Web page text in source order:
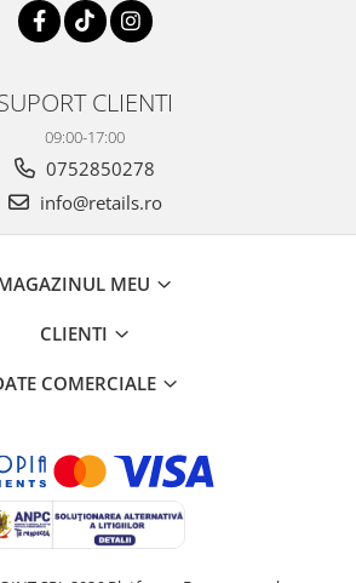
CLIENTI
09:00-17:00
0752850278
info@retails.ro
MEU
CLIENTI
COMERCIALE